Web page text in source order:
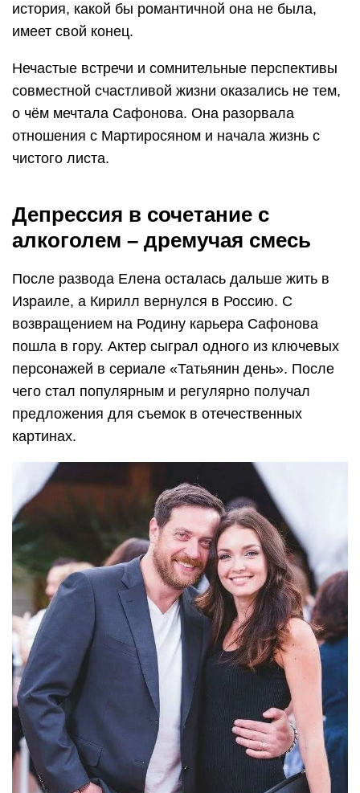
история, какой бы романтичной она не была,
имеет свой конец.
Нечастые встречи и сомнительные перспективы
совместной счастливой жизни оказались не тем,
о чём мечтала Сафонова. Она разорвала
отношения с Мартиросяном и начала жизнь с
чистого листа.
Депрессия в сочетание с
алкоголем – дремучая смесь
После развода Елена осталась дальше жить в
Израиле, а Кирилл вернулся в Россию. С
возвращением на Родину карьера Сафонова
пошла в гору. Актер сыграл одного из ключевых
персонажей в сериале «Татьянин день». После
чего стал популярным и регулярно получал
предложения для съемок в отечественных
картинах.